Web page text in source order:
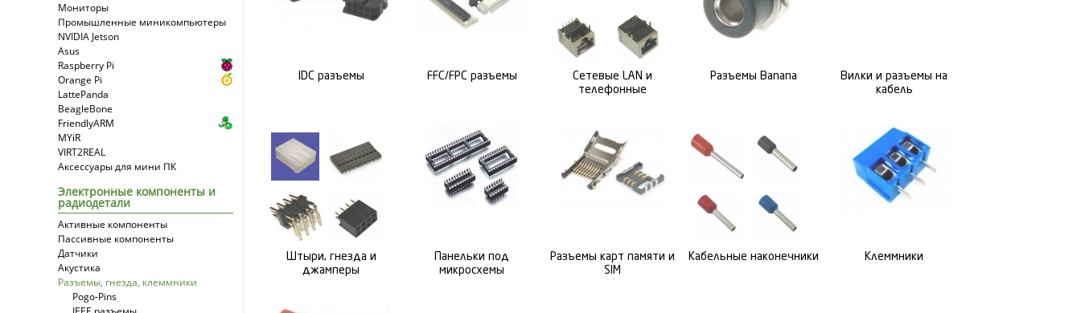
Мониторы
Промышленные миникомпьютеры
NVIDIA Jetson
Asus
Raspberry Pi
Orange Pi
LattePanda
BeagleBone
FriendlyARM
MYiR
VIRT2REAL
Аксессуары для мини ПК
Электронные компоненты и
радиодетали
Активные компоненты
Пассивные компоненты
Датчики
Акустика
Разъемы, гнезда, клеммники
Pogo-Pins
IDC разъемы FFC/FPC разъемы
Сетевые LAN и
телефонные
Разъемы Banana
Вилки и разъемы на
кабель
Штыри, гнезда и
джамперы
Панельки под
микросхемы
Разъемы карт памяти и
SIM
Кабельные наконечники Клеммники